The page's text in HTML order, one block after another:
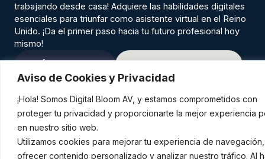
Aviso de Cookies y Privacidad
¡Hola! Somos Digital Bloom AV, y estamos comprometidos con
proteger tu privacidad y proporcionarte la mejor experiencia
en nuestro sitio web.
Utilizamos cookies para mejorar tu experiencia de navegación,
ofrecer contenido personalizado y analizar nuestro tráfico. Al
trabajando desde casa! Adquiere las habilidades digitales
esenciales para triunfar como asistente virtual en el Reino
Unido. ¡Da el primer paso hacia tu futuro profesional hoy
mismo!
Inicio Sobre mí
Contacto
F
I
W